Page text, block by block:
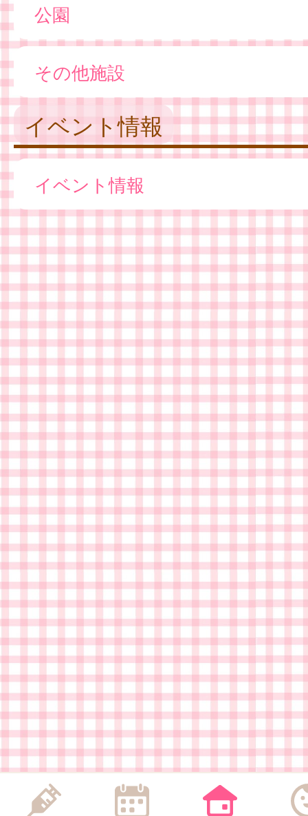
公園
その他施設
イベント情報
イベント情報